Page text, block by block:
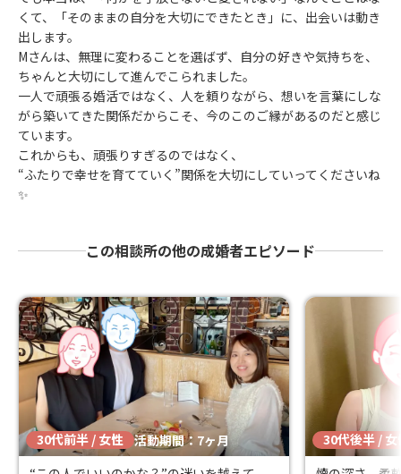
くて、「そのままの自分を大切にできたとき」に、出会いは動き
出します。
Mさんは、無理に変わることを選ばず、自分の好きや気持ちを、
ちゃんと大切にして進んでこられました。
一人で頑張る婚活ではなく、人を頼りながら、想いを言葉にしな
がら築いてきた関係だからこそ、今のこのご縁があるのだと感じ
ています。
これからも、頑張りすぎるのではなく、
“ふたりで幸せを育てていく”関係を大切にしていってくださいね
✨
この相談所の他の成婚者エピソード
30代前半 / 女性 活動期間：7ヶ月
30代後半 / 女